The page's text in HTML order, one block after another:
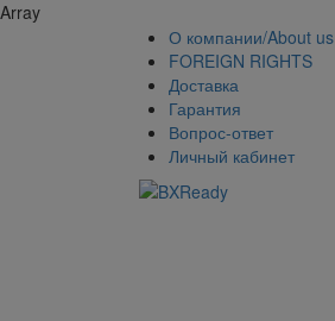
Array
О компании/About us
FOREIGN RIGHTS
Доставка
Гарантия
Вопрос-ответ
Личный кабинет